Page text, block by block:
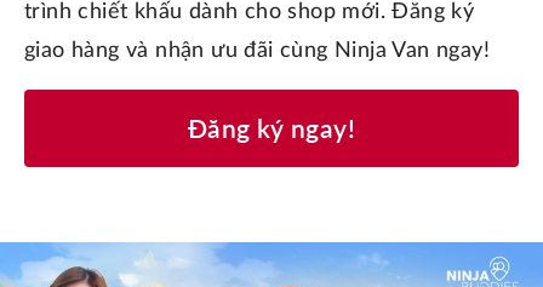
trình chiết khấu dành cho shop mới. Đăng ký
giao hàng và nhận ưu đãi cùng Ninja Van ngay!
Đăng ký ngay!